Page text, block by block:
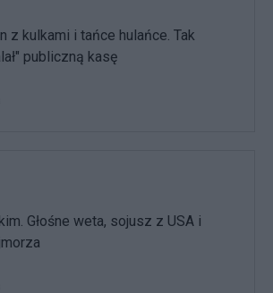
z kulkami i tańce hulańce. Tak
publiczną kasę
Głośne weta, sojusz z USA i